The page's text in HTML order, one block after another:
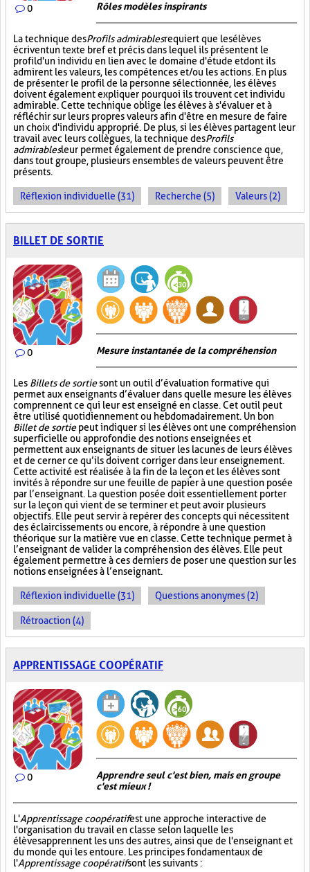
0 Rôles modèles inspirants
La technique desProfils admirablesrequiert que les élèves
écrivent un texte bref et précis dans lequel ils présentent le
profil d'un individu en lien avec le domaine d'étude et dont ils
admirent les valeurs, les compétences et/ou les actions. En plus
de présenter le profil de la personne sélectionnée, les élèves
doivent également expliquer pourquoi ils trouvent cet individu
admirable. Cette technique oblige les élèves à s'évaluer et à
réfléchir sur leurs propres valeurs afin d'être en mesure de faire
un choix d'individu approprié. De plus, si les élèves partagent leur
travail avec leurs collègues, la technique desProfils
admirablesleur permet également de prendre conscience que,
dans tout groupe, plusieurs ensembles de valeurs peuvent être
présents.
Réflexion individuelle (31) Recherche (5) Valeurs (2)
BILLET DE SORTIE
0 Mesure instantanée de la compréhension
Les Billets de sortiesont un outil d’évaluation formative qui
permet aux enseignants d’évaluer dans quelle mesure les élèves
comprennent ce qui leur est enseigné en classe. Cet outil peut
être utilisé quotidiennement ou hebdomadairement. Un bon
Billet de sortiepeut indiquer si les élèves ont une compréhension
superficielle ou approfondie des notions enseignées et
permettent aux enseignants de situer les lacunes de leurs élèves
et de cerner ce qu’ils doivent corriger dans leur enseignement.
Cette activité est réalisée à la fin de la leçon et les élèves sont
invités à répondre sur une feuille de papier à une question posée
par l’enseignant. La question posée doit essentiellement porter
sur la leçon qui vient de se terminer et peut avoir plusieurs
objectifs. Elle peut servir à repérer des concepts qui nécessitent
des éclaircissements ou encore, à répondre à une question
théorique sur la matière vue en classe. Cette technique permet à
l’enseignant de valider la compréhension des élèves. Elle peut
également permettre à ces derniers de poser une question sur les
notions enseignées à l’enseignant.
Réflexion individuelle (31) Questions anonymes (2)
Rétroaction (4)
APPRENTISSAGE COOPÉRATIF
0
Apprendre seul c'est bien, mais en groupe
c'est mieux !
L'Apprentissage coopératifest une approche interactive de
l'organisation du travail en classe selon laquelle les
élèves apprennent les uns des autres, ainsi que de l'enseignant et
du monde qui les entoure. Les principes fondamentaux de
l'Apprentissage coopératifsont les suivants :